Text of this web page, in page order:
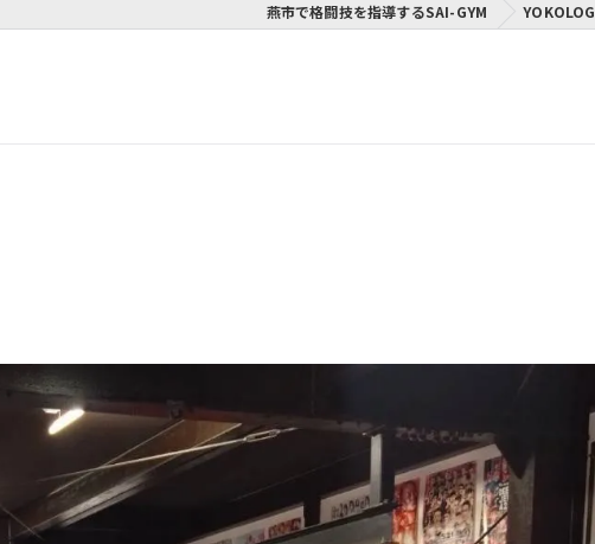
通信制高校学習センター
燕市で格闘技を指導するSAI-GYM YOKOLOG